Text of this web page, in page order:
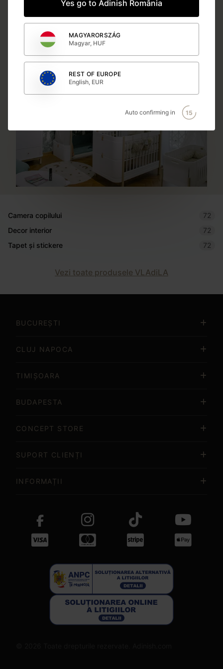
atractiv, creativ si calitativ tapet – produs inovativ
pentru finisarea și decorarea pereților, modele în
tendințe, potrivite oricărui tip de amenajare si gust.
Camera copilului
72
Decor interior
72
Tapet și stickere
72
Vezi toate produsele VLAdiLA
BUCUREȘTI
CLUJ NAPOCA
TIMIȘOARA
BUDAPESTA
CONCEPT STORE
SUPORT CLIENȚI
INFORMAȚII
Yes go to Adinish România
MAGYARORSZÁG
Magyar, HUF
REST OF EUROPE
English, EUR
Auto confirming in 15